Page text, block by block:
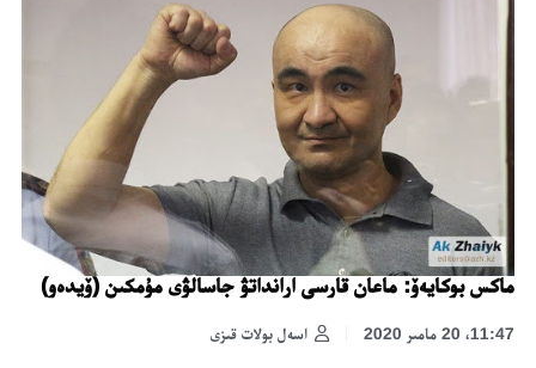
ماكس بوكايەۆ: ماعان قارسى ارانداتۋ جاسالۋى مۇمكىن (ۆيدەو)
اسەل بولات قىزى 11:47، 20 مامىر 2020